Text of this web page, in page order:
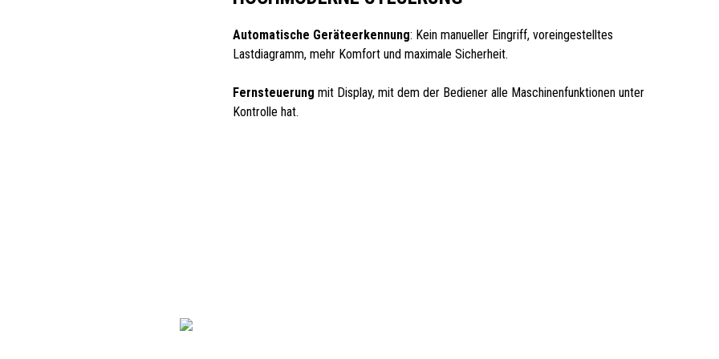
Automatische Geräteerkennung: Kein manueller Eingriff, voreingestelltes
Lastdiagramm, mehr Komfort und maximale Sicherheit.
Fernsteuerung mit Display, mit dem der Bediener alle Maschinenfunktionen unter
Kontrolle hat.